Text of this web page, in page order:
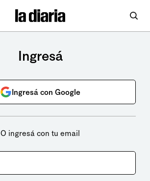
Ingresá
Ingresá con Google
O ingresá con tu email